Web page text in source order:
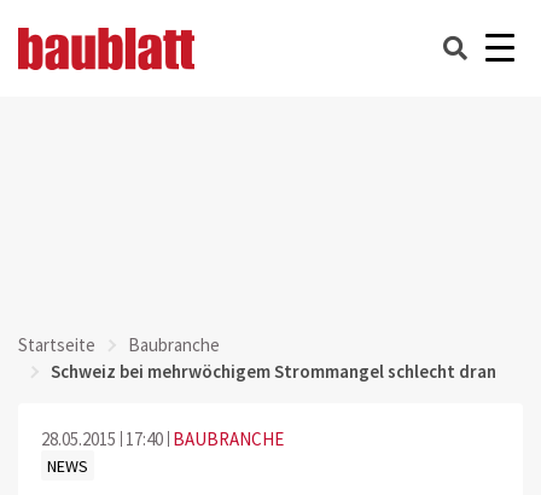
Startseite
Baubranche
Schweiz bei mehrwöchigem Strommangel schlecht dran
28.05.2015 17:40 BAUBRANCHE
NEWS